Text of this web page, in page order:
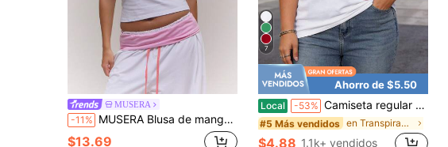
MUSERA
-11% MUSERA Blusa de manga corta con detalle gráfico blanco talla grande para primavera y verano, casual para uso diario y salidas
$13.69
7
Ahorro de $5.50
Local -53% Camiseta regular de mujer de algodón con cuello redondo y manga corta, con tejido ligeramente elástico
#5 Más vendidos en Transpirable Tops de talla grande
$4.88 1.1k+ vendidos